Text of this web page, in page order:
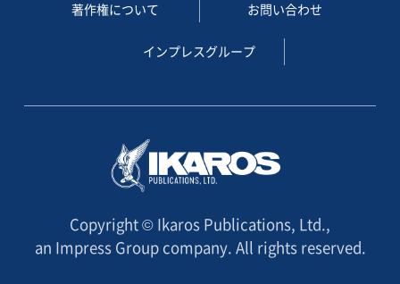
著作権について お問い合わせ
インプレスグループ
Copyright © Ikaros Publications, Ltd.,
an Impress Group company. All rights reserved.